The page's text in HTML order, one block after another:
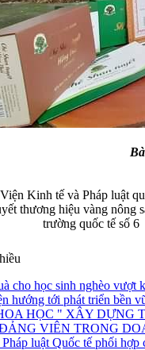
cho học sinh nghèo vượt
hướng tới phát triển bền
HỌC " XÂY DỰNG
VIÊN TRONG
luật Quốc tế phối hợp